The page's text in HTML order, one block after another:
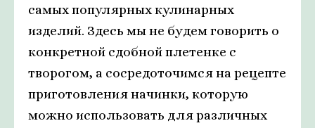
самых популярных кулинарных
изделий. Здесь мы не будем говорить о
конкретной сдобной плетенке с
творогом, а сосредоточимся на рецепте
приготовления начинки, которую
можно использовать для различных